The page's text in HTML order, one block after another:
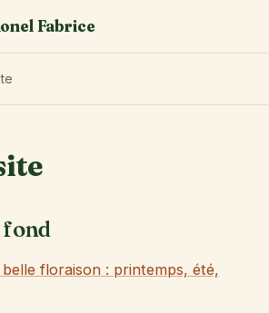
Fabrice
fond
floraison : printemps, été,